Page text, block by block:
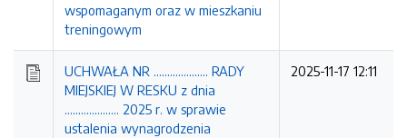
wspomaganym oraz w mieszkaniu
treningowym
UCHWAŁA NR .................... RADY
MIEJSKIEJ W RESKU z dnia
.................... 2025 r. w sprawie
ustalenia wynagrodzenia
2025-11-17 12:11